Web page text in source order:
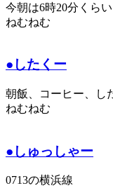
今朝は6時20分くら
ねむねむ
●したくー
朝飯、コーヒー、し
ねむねむ
●しゅっしゃー
0713の横浜線